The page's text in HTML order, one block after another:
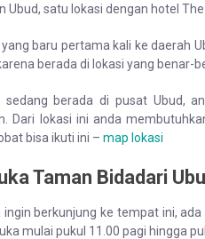
Ubud, satu lokasi dengan hotel The
yang baru pertama kali ke daerah
berada di lokasi yang benar-
sedang berada di pusat Ubud,
Dari lokasi ini anda
bisa ikuti ini – map lokasi
Taman Bidadari
ingin berkunjung ke tempat ini,
mulai pukul 11.00 pagi hingga